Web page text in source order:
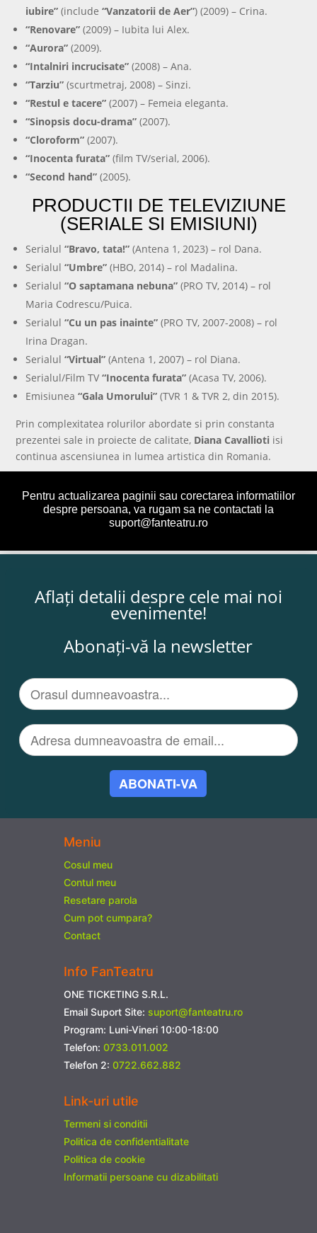
iubire” (include“Vanzatorii de Aer”) (2009) – Crina.
“Renovare” (2009) – Iubita lui Alex.
“Aurora” (2009).
“Intalniri incrucisate” (2008) – Ana.
“Tarziu” (scurtmetraj, 2008) – Sinzi.
“Restul e tacere” (2007) – Femeia eleganta.
“Sinopsis docu-drama” (2007).
“Cloroform” (2007).
“Inocenta furata” (film TV/serial, 2006).
“Second hand” (2005).
PRODUCTII DE TELEVIZIUNE
(SERIALE SI EMISIUNI)
Serialul“Bravo, tata!” (Antena 1, 2023) – rol Dana.
Serialul“Umbre” (HBO, 2014) – rol Madalina.
Serialul“O saptamana nebuna” (PRO TV, 2014) – rol
Maria Codrescu/Puica.
Serialul“Cu un pas inainte” (PRO TV, 2007-2008) – rol
Irina Dragan.
Serialul“Virtual” (Antena 1, 2007) – rol Diana.
Serialul/Film TV“Inocenta furata” (Acasa TV, 2006).
Emisiunea“Gala Umorului” (TVR 1 & TVR 2, din 2015).
Prin complexitatea rolurilor abordate si prin constanta
prezentei sale in proiecte de calitate, Diana Cavallioti isi
continua ascensiunea in lumea artistica din Romania.
Pentru actualizarea paginii sau corectarea informatiilor
despre persoana, va rugam sa ne contactati la
suport@fanteatru.ro
Aflați detalii despre cele mai noi
evenimente!
Abonați-vă la newsletter
ABONATI-VA
Meniu
Cosul meu
Contul meu
Resetare parola
Cum pot cumpara?
Contact
Info FanTeatru
ONE TICKETING S.R.L.
Email Suport Site: suport@fanteatru.ro
Program: Luni-Vineri 10:00-18:00
Telefon: 0733.011.002
Telefon 2: 0722.662.882
Link-uri utile
Termeni si conditii
Politica de confidentialitate
Politica de cookie
Informatii persoane cu dizabilitati